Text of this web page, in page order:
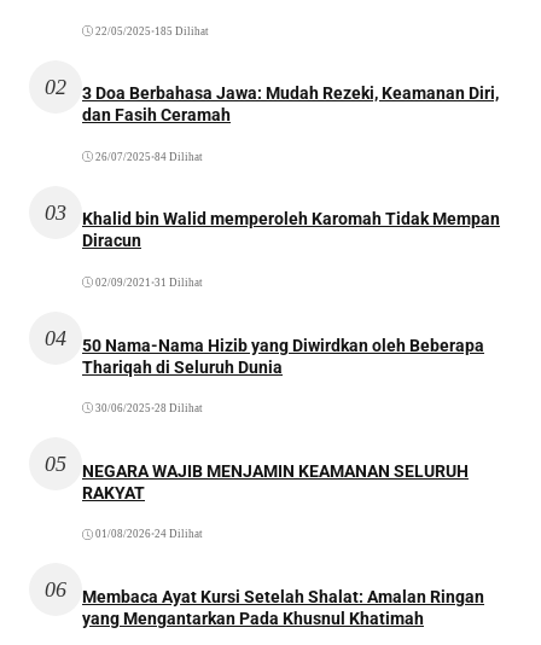
22/05/2025 •185 Dilihat
02
3 Doa Berbahasa Jawa: Mudah Rezeki, Keamanan Diri,
dan Fasih Ceramah
26/07/2025 •84 Dilihat
03
Khalid bin Walid memperoleh Karomah Tidak Mempan
Diracun
02/09/2021 •31 Dilihat
04
50 Nama-Nama Hizib yang Diwirdkan oleh Beberapa
Thariqah di Seluruh Dunia
30/06/2025 •28 Dilihat
05
NEGARA WAJIB MENJAMIN KEAMANAN SELURUH
RAKYAT
01/08/2026•24 Dilihat
06
Membaca Ayat Kursi Setelah Shalat: Amalan Ringan
yang Mengantarkan Pada Khusnul Khatimah